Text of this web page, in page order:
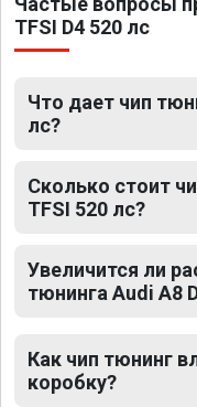
TFSI D4 520 лс
Что дает чип
лс?
Сколько стоит
TFSI 520 лс?
Увеличится ли
тюнинга Audi A8
Как чип тюнинг
коробку?